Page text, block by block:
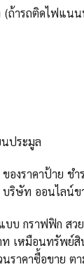
(ถ้ารถติดไฟแ
นประมูล
องราคาป้าย ช
ริษัท ออนไลน์ข
บ กราฟฟิก สว
เหมือนทรัพย์สิ
นราคาซื้อขาย ต